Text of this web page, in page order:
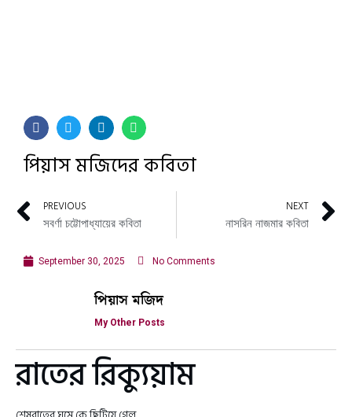
পিয়াস মজিদের কবিতা
PREVIOUS
সবর্ণা চট্টোপাধ্যায়ের কবিতা
NEXT
নাসরিন নাজমার কবিতা
September 30, 2025 No Comments
পিয়াস মজিদ
My Other Posts
রাতের রিক্যুয়াম